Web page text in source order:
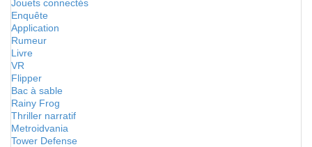
Jouets connectés
Enquête
Application
Rumeur
Livre
VR
Flipper
Bac à sable
Rainy Frog
Thriller narratif
Metroidvania
Tower Defense